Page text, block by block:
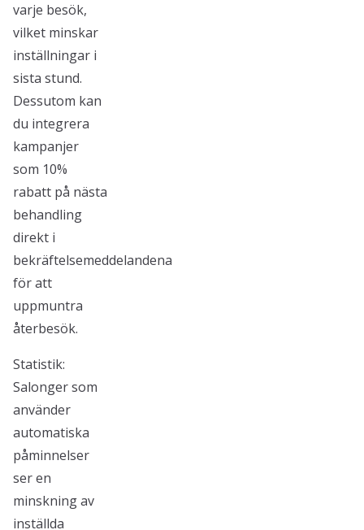
varje besök,
vilket minskar
inställningar i
sista stund.
Dessutom kan
du integrera
kampanjer
som 10%
rabatt på nästa
behandling
direkt i
bekräftelsemeddelandena
för att
uppmuntra
återbesök.
Statistik:
Salonger som
använder
automatiska
påminnelser
ser en
minskning av
inställda